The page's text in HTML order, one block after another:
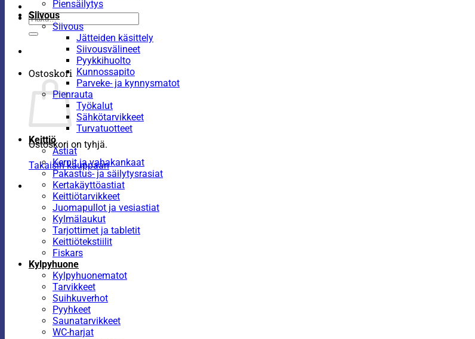
Etsi:
Ostoskori
Ostoskori on tyhjä.
Takaisin kauppaan
Piensäilytys
Siivous
Siivous
Jätteiden käsittely
Siivousvälineet
Pyykkihuolto
Kunnossapito
Parveke- ja kynnysmatot
Pienrauta
Työkalut
Sähkötarvikkeet
Turvatuotteet
Keittiö
Astiat
Kernit ja vahakankaat
Pakastus- ja säilytysrasiat
Kertakäyttöastiat
Keittiötarvikkeet
Juomapullot ja vesiastiat
Kylmälaukut
Tarjottimet ja tabletit
Keittiötekstiilit
Fiskars
Kylpyhuone
Kylpyhuonematot
Tarvikkeet
Suihkuverhot
Pyyhkeet
Saunatarvikkeet
WC-harjat